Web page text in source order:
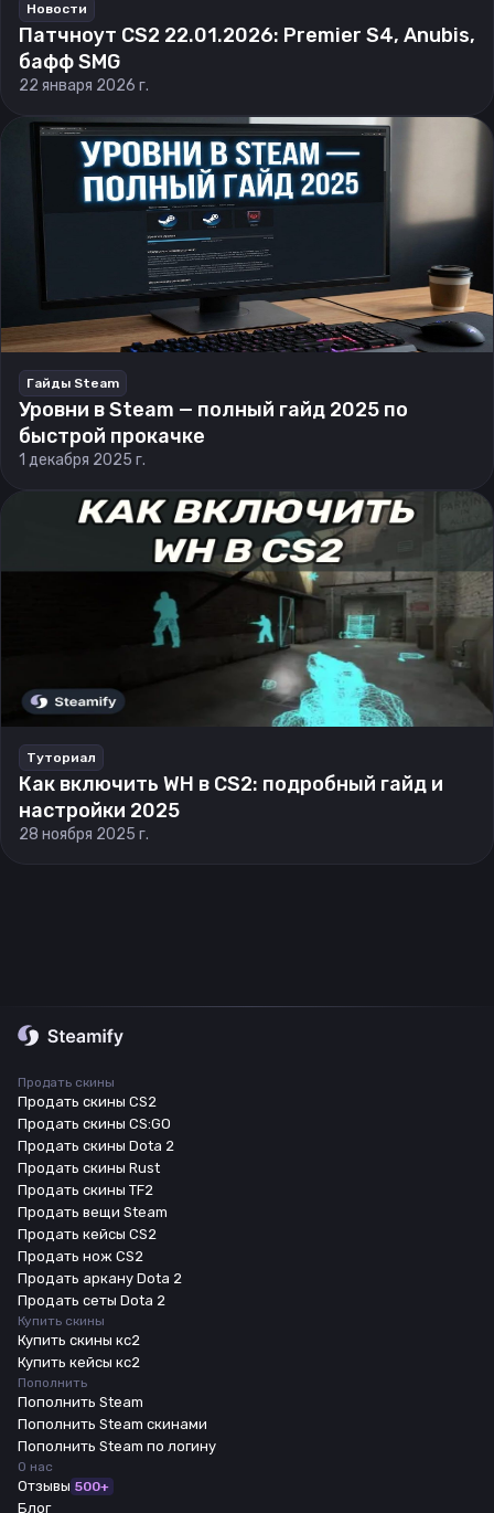
Новости
Патчноут CS2 22.01.2026: Premier S4, Anubis,
бафф SMG
22 января 2026 г.
Гайды Steam
Уровни в Steam — полный гайд 2025 по
быстрой прокачке
1 декабря 2025 г.
Туториал
Как включить WH в CS2: подробный гайд и
настройки 2025
28 ноября 2025 г.
Продать скины
Продать скины CS2
Продать скины CS:GO
Продать скины Dota 2
Продать скины Rust
Продать скины TF2
Продать вещи Steam
Продать кейсы CS2
Продать нож CS2
Продать аркану Dota 2
Продать сеты Dota 2
Купить скины
Купить скины кс2
Купить кейсы кс2
Пополнить
Пополнить Steam
Пополнить Steam скинами
Пополнить Steam по логину
О нас
Отзывы 500+
Блог